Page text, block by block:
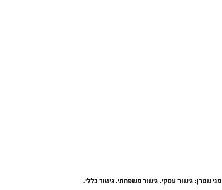
מני שטרן: גישור עסקי. גישור משפחתי. גישור כללי.